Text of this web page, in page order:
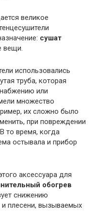
великое
сушат
вещи.
использовались
труба, которая
или
множество
их сложно было
при повреждении
то время, когда
остывала и прибор
аксессуара для
обогрев
снижению
и плесени, вызываемых